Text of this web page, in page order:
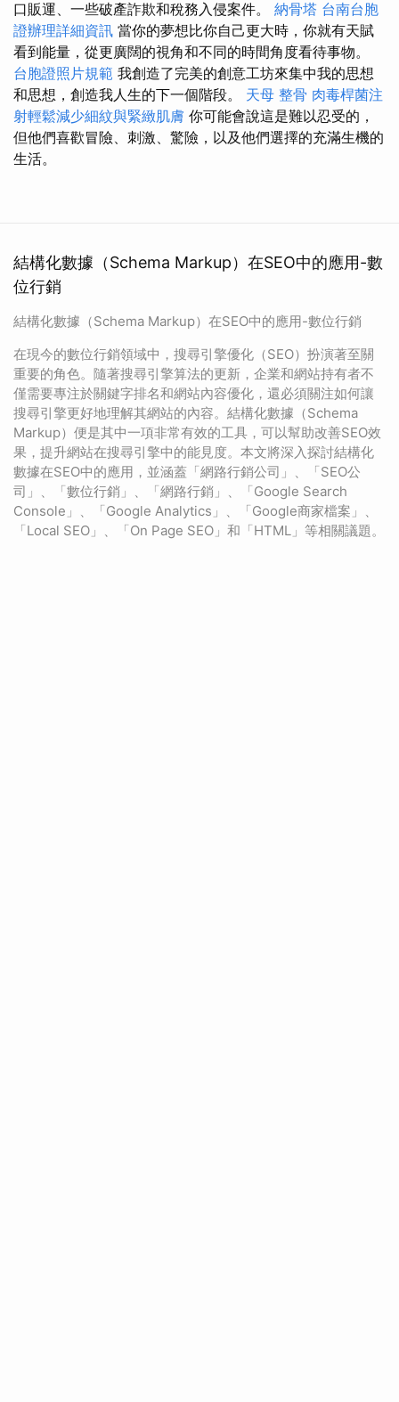
口販運、一些破產詐欺和稅務入侵案件。 納骨塔 台南台胞
證辦理詳細資訊 當你的夢想比你自己更大時，你就有天賦
看到能量，從更廣闊的視角和不同的時間角度看待事物。
台胞證照片規範 我創造了完美的創意工坊來集中我的思想
和思想，創造我人生的下一個階段。 天母 整骨 肉毒桿菌注
射輕鬆減少細紋與緊緻肌膚 你可能會說這是難以忍受的，
但他們喜歡冒險、刺激、驚險，以及他們選擇的充滿生機的
生活。
結構化數據（Schema Markup）在SEO中的應用-數
位行銷
結構化數據（Schema Markup）在SEO中的應用-數位行銷
在現今的數位行銷領域中，搜尋引擎優化（SEO）扮演著至關
重要的角色。隨著搜尋引擎算法的更新，企業和網站持有者不
僅需要專注於關鍵字排名和網站內容優化，還必須關注如何讓
搜尋引擎更好地理解其網站的內容。結構化數據（Schema
Markup）便是其中一項非常有效的工具，可以幫助改善SEO效
果，提升網站在搜尋引擎中的能見度。本文將深入探討結構化
數據在SEO中的應用，並涵蓋「網路行銷公司」、「SEO公
司」、「數位行銷」、「網路行銷」、「Google Search
Console」、「Google Analytics」、「Google商家檔案」、
「Local SEO」、「On Page SEO」和「HTML」等相關議題。